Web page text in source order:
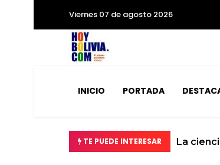
Viernes 07 de agosto 2026
INICIO PORTADA
TE PUEDE INTERESAR La